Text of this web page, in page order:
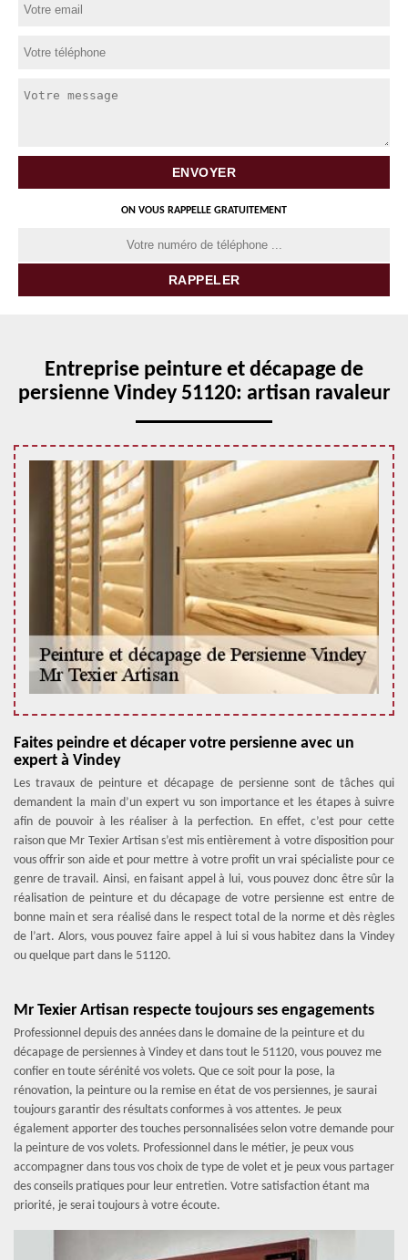
ON VOUS RAPPELLE GRATUITEMENT
Entreprise peinture et décapage de
persienne Vindey 51120: artisan ravaleur
Faites peindre et décaper votre persienne avec un
expert à Vindey
Les travaux de peinture et décapage de persienne sont de tâches qui
demandent la main d’un expert vu son importance et les étapes à suivre
afin de pouvoir à les réaliser à la perfection. En effet, c’est pour cette
raison que Mr Texier Artisan s’est mis entièrement à votre disposition pour
vous offrir son aide et pour mettre à votre profit un vrai spécialiste pour ce
genre de travail. Ainsi, en faisant appel à lui, vous pouvez donc être sûr la
réalisation de peinture et du décapage de votre persienne est entre de
bonne main et sera réalisé dans le respect total de la norme et dès règles
de l’art. Alors, vous pouvez faire appel à lui si vous habitez dans la Vindey
ou quelque part dans le 51120.
Mr Texier Artisan respecte toujours ses engagements
Professionnel depuis des années dans le domaine de la peinture et du
décapage de persiennes à Vindey et dans tout le 51120, vous pouvez me
confier en toute sérénité vos volets. Que ce soit pour la pose, la
rénovation, la peinture ou la remise en état de vos persiennes, je saurai
toujours garantir des résultats conformes à vos attentes. Je peux
également apporter des touches personnalisées selon votre demande pour
la peinture de vos volets. Professionnel dans le métier, je peux vous
accompagner dans tous vos choix de type de volet et je peux vous partager
des conseils pratiques pour leur entretien. Votre satisfaction étant ma
priorité, je serai toujours à votre écoute.